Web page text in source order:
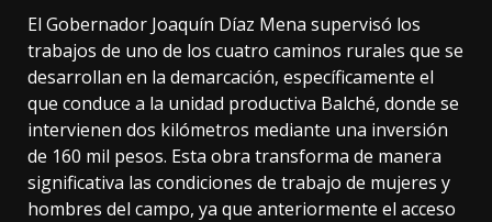
El Gobernador Joaquín Díaz Mena supervisó los
trabajos de uno de los cuatro caminos rurales que se
desarrollan en la demarcación, específicamente el
que conduce a la unidad productiva Balché, donde se
intervienen dos kilómetros mediante una inversión
de 160 mil pesos. Esta obra transforma de manera
significativa las condiciones de trabajo de mujeres y
hombres del campo, ya que anteriormente el acceso